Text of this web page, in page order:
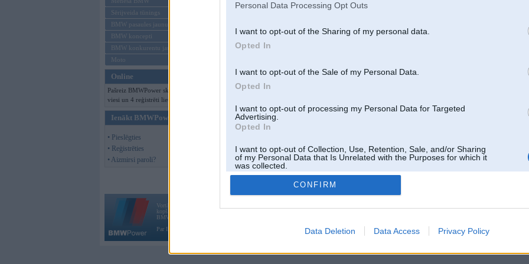
Personal Data Processing Opt Outs
I want to opt-out of the Sharing of my personal data.
Opted In
I want to opt-out of the Sale of my Personal Data.
Opted In
I want to opt-out of processing my Personal Data for Targeted
Advertising.
Opted In
I want to opt-out of Collection, Use, Retention, Sale, and/or Sharing
of my Personal Data that Is Unrelated with the Purposes for which it
was collected.
Opted Out
CONFIRM
Data Deletion Data Access Privacy Policy
Sērijveida tūnings
BMW pasaules jaunumi
BMW koncepti
BMW konkurentu jaunumi
Moto
Online
Pašreiz BMWPower skatās 121
viesi un 4 reģistrēti lietotāji.
Ienākt BMWPower
• Pieslēgties
• Reģistrēties
• Aizmirsi paroli?
Vortāls BMWPower.lv darbojas
kopš 2002. gada 14. maija. Tas nav auto klubs un nav saistīts ar
BMW AG.
Par BMWPower